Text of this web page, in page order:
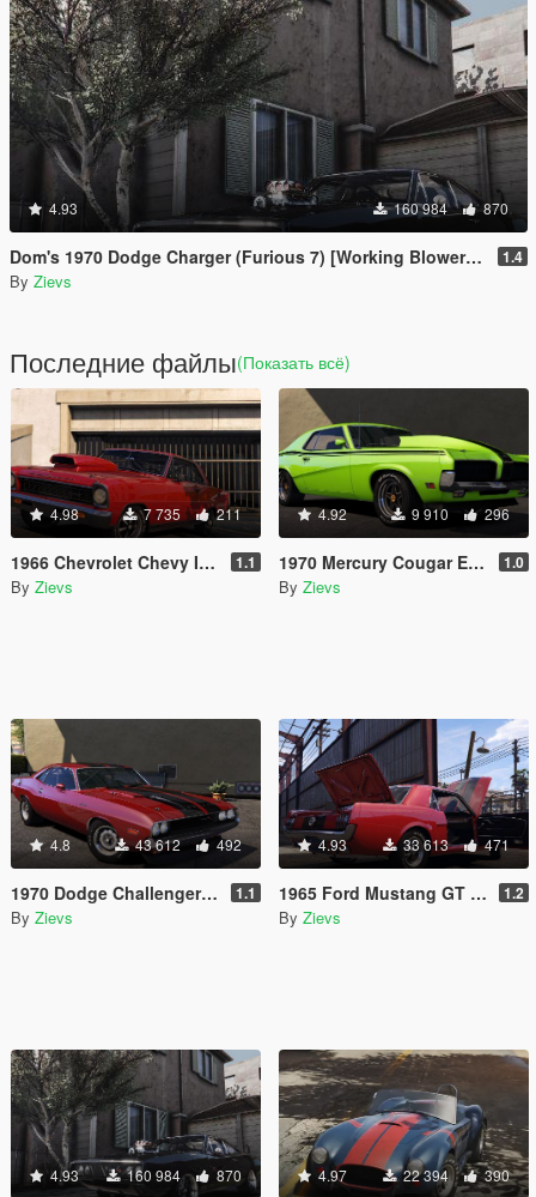
4.93 160 984 870
Dom's 1970 Dodge Charger (Furious 7) [Working Blower | Add-On | LODs] 1.4
By Zievs
Последние файлы(Показать всё)
4.98 7 735 211
1966 Chevrolet Chevy II/Nova SS [Add-On | LODs] 1.1
By Zievs
4.92 9 910 296
1970 Mercury Cougar Eliminator [Add-On | LODs] 1.0
By Zievs
4.8 43 612 492
1970 Dodge Challenger R/T Hemi [Add-On | LODs] 1.1
By Zievs
4.93 33 613 471
1965 Ford Mustang GT Mk.1 [Add-On | LODs] 1.2
By Zievs
4.93 160 984 870 4.97 22 394 390